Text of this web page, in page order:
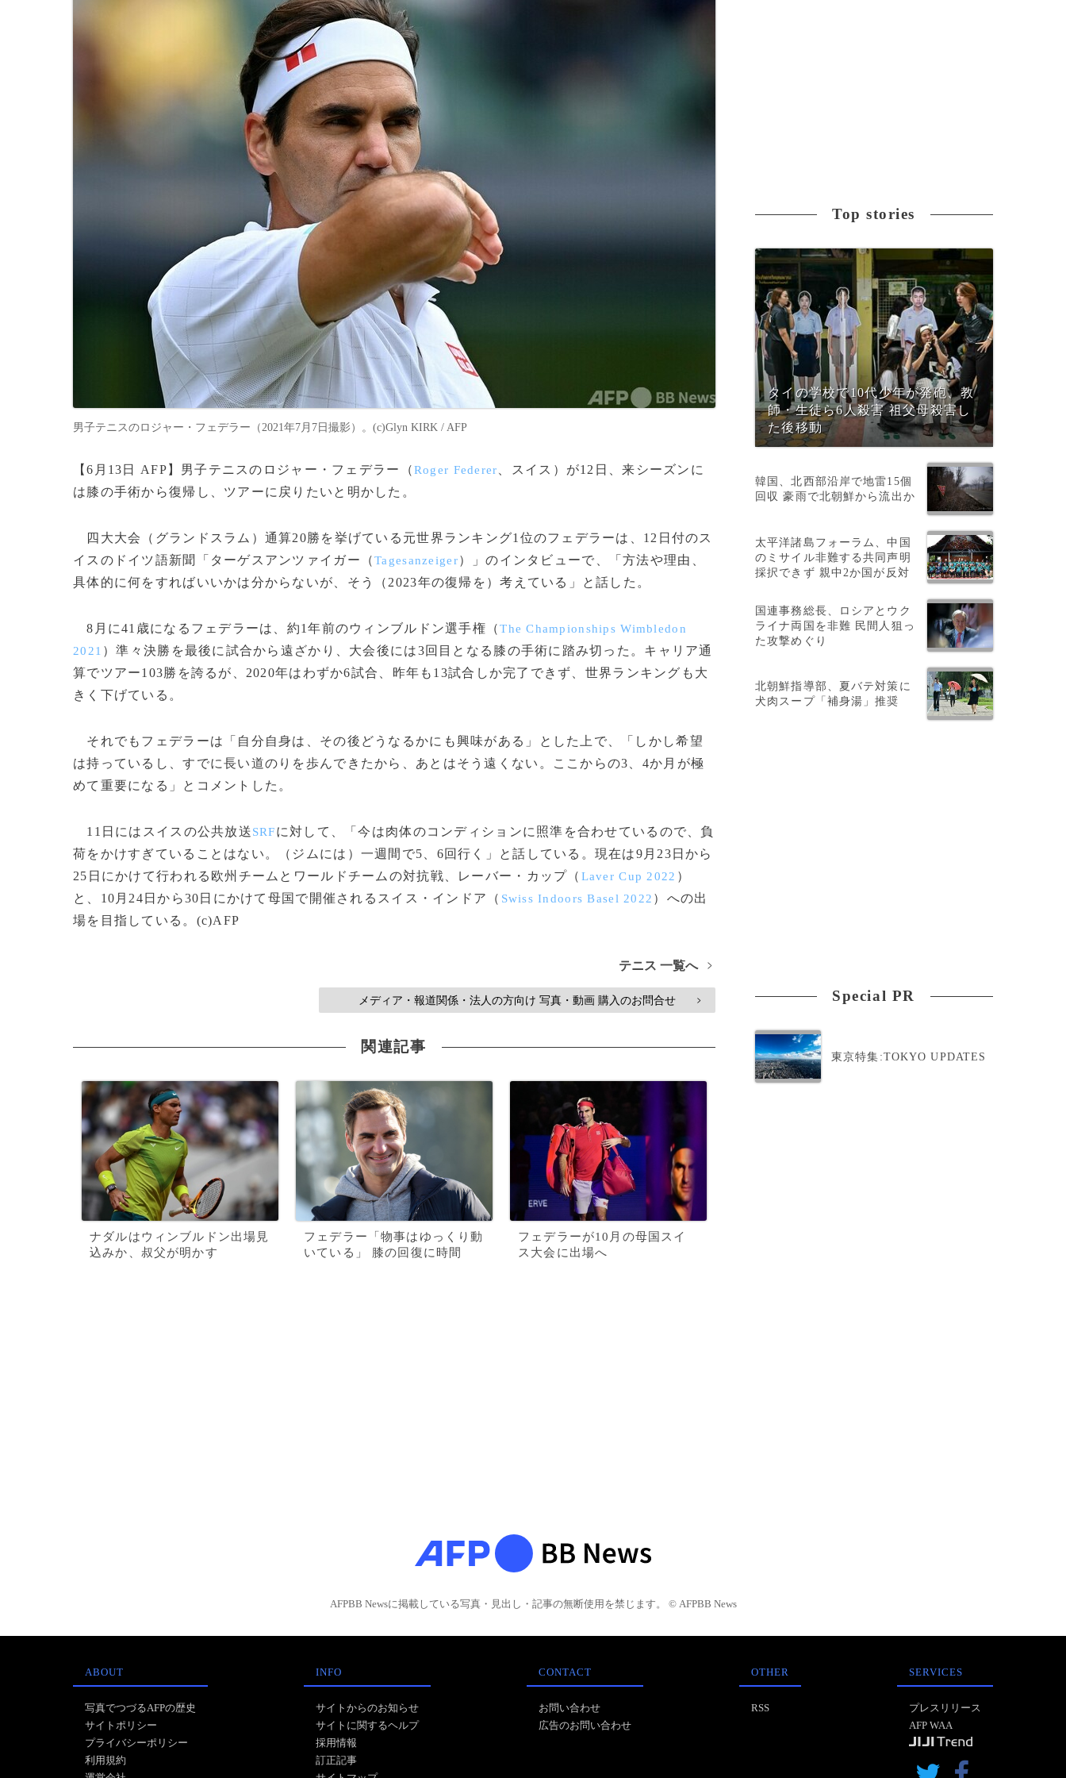
男子テニスのロジャー・フェデラー（2021年7月7日撮影）。(c)Glyn KIRK / AFP
【6月13日 AFP】男子テニスのロジャー・フェデラー（Roger Federer
、スイス）が12日、来シーズンに
は膝の手術から復帰し、ツアーに戻りたいと明かした。
四大大会（グランドスラム）通算20勝を挙げている元世界ランキング1位のフェデラーは、12日付のス
イスのドイツ語新聞「ターゲスアンツァイガー（Tagesanzeiger）」のインタビューで、「方法や理由、
具体的に何をすればいいかは分からないが、そう（2023年の復帰を）考えている」と話した。
8月に41歳になるフェデラーは、約1年前のウィンブルドン選手権（The Championships Wimbledon
2021 ）準々決勝を最後に試合から遠ざかり、大会後には3回目となる膝の手術に踏み切った。キャリア通
算でツアー103勝を誇るが、2020年はわずか6試合、昨年も13試合しか完了できず、世界ランキングも大
きく下げている。
それでもフェデラーは「自分自身は、その後どうなるかにも興味がある」とした上で、「しかし希望
は持っているし、すでに長い道のりを歩んできたから、あとはそう遠くない。ここからの3、4か月が極
めて重要になる」とコメントした。
11日にはスイスの公共放送SRFに対して、「今は肉体のコンディションに照準を合わせているので、負
荷をかけすぎていることはない。（ジムには）一週間で5、6回行く」と話している。現在は9月23日から
25日にかけて行われる欧州チームとワールドチームの対抗戦、レーバー・カップ（ Laver Cup 2022 ）
と、10月24日から30日にかけて母国で開催されるスイス・インドア（ Swiss Indoors Basel 2022 ）への出
場を目指している。(c)AFP
テニス 一覧へ >
メディア・報道関係・法人の方向け 写真・動画 購入のお問合せ >
関連記事
ナダルはウィンブルドン出場見
込みか、叔父が明かす
フェデラー「物事はゆっくり動
いている」 膝の回復に時間
フェデラーが10月の母国スイ
ス大会に出場へ
Top stories
タイの学校で10代少年が発砲、教
師・生徒ら6人殺害 祖父母殺害し
た後移動
韓国、北西部沿岸で地雷15個
回収 豪雨で北朝鮮から流出か
太平洋諸島フォーラム、中国
のミサイル非難する共同声明
採択できず 親中2か国が反対
国連事務総長、ロシアとウク
ライナ両国を非難 民間人狙っ
た攻撃めぐり
北朝鮮指導部、夏バテ対策に
犬肉スープ「補身湯」推奨
Special PR
東京特集:TOKYO UPDATES
AFPBB Newsに掲載している写真・見出し・記事の無断使用を禁じます。 © AFPBB News
ABOUT
写真でつづるAFPの歴史
サイトポリシー
プライバシーポリシー
利用規約
INFO
サイトからのお知らせ
サイトに関するヘルプ
採用情報
訂正記事
CONTACT
お問い合わせ
広告のお問い合わせ
OTHER
RSS
SERVICES
プレスリリース
AFP WAA